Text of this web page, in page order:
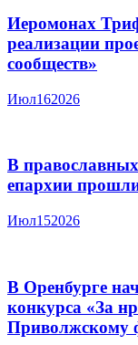
Иеромонах
реализации
сообществ»
Июл162026
В
епархии
Июл152026
В Оренбурге
конкурса «За
Приволжскому